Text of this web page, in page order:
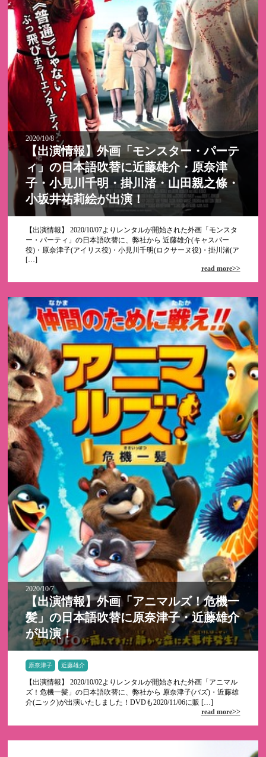
2020/10/8
【出演情報】外画「モンスター・パーテ
ィ」の日本語吹替に近藤雄介・原奈津
子・小見川千明・掛川渚・山田親之條・
小坂井祐莉絵が出演！
【出演情報】 2020/10/07よりレンタルが開始された外画「モンスタ
ー・パーティ」の日本語吹替に、弊社から 近藤雄介(キャスパー
役)・原奈津子(アイリス役)・小見川千明(ロクサーヌ役)・掛川渚(ア
[…]
read more>>
2020/10/7
【出演情報】外画「アニマルズ！危機一
髪」の日本語吹替に原奈津子・近藤雄介
が出演！
原奈津子 近藤雄介
【出演情報】 2020/10/02よりレンタルが開始された外画「アニマル
ズ！危機一髪」の日本語吹替に、弊社から 原奈津子(バズ)・近藤雄
介(ニック)が出演いたしました！DVDも2020/11/06に販 […]
read more>>